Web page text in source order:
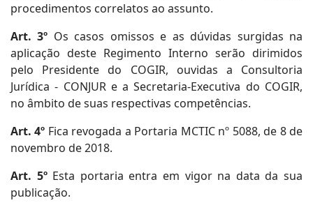
procedimentos correlatos ao assunto.
Art. 3º Os casos omissos e as dúvidas surgidas na
aplicação deste Regimento Interno serão dirimidos
pelo Presidente do COGIR, ouvidas a Consultoria
Jurídica - CONJUR e a Secretaria-Executiva do COGIR,
no âmbito de suas respectivas competências.
Art. 4º Fica revogada a Portaria MCTIC nº 5088, de 8 de
novembro de 2018.
Art. 5º Esta portaria entra em vigor na data da sua
publicação.